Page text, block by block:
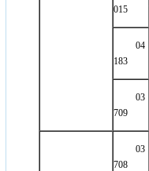
015
04
183
03
709
03
708